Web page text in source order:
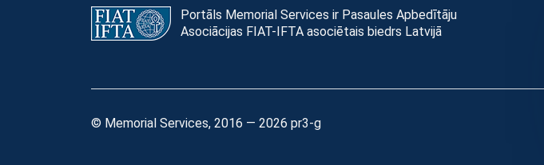
Portāls Memorial Services ir Pasaules Apbedītāju
Asociācijas FIAT-IFTA asociētais biedrs Latvijā
© Memorial Services, 2016 — 2026 pr3-g